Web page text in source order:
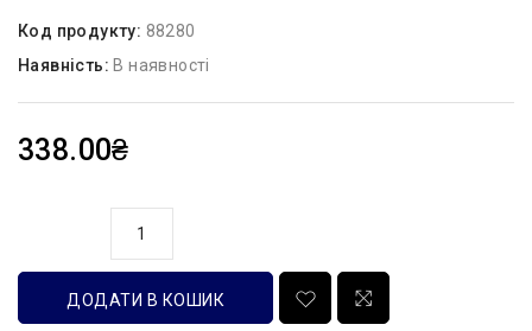
Код продукту: 88280
Наявність: В наявності
338.00₴
ДОДАТИ В КОШИК